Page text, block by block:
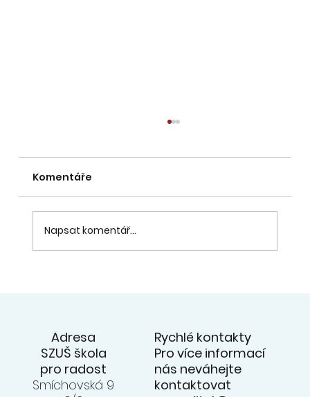
Komentáře
Napsat komentář...
Adresa
SZUŠ škola
pro radost
Smíchovská 9
Rychlé kontakty
Pro více informací
nás neváhejte
kontaktovat